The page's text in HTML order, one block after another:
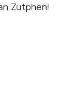
Zutphen!